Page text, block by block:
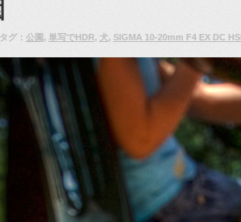
グ： 公園 , 単写でHDR, 犬, SIGMA 10-20mm F4 EX DC